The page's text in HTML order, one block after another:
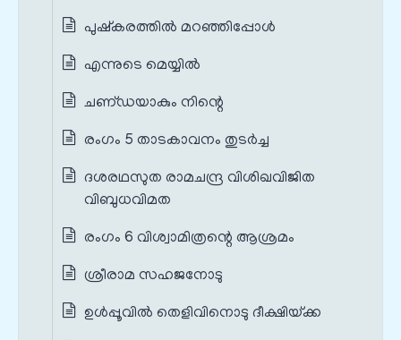
പുഷ്‌കരത്തില്‍ മറഞ്ഞിപ്പോള്‍
എന്നുടെ മെയ്യില്‍
ചണ്‌ഡയാകും നിന്റെ
രംഗം 5 താടകാവനം തുടർച്ച
ദശരഥസുത രാമചന്ദ്ര വിശിഖവിജിത
വിബുധവിമത
രംഗം 6 വിശ്വാമിത്രന്റെ ആശ്രമം
ശ്രീരാമ സഹജനോടു
ഉള്‍പ്പൂവില്‍ തെളിവിനൊടു ദീക്ഷിയ്‌ക്ക